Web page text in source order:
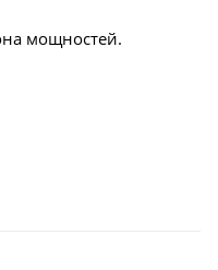
мощностей.